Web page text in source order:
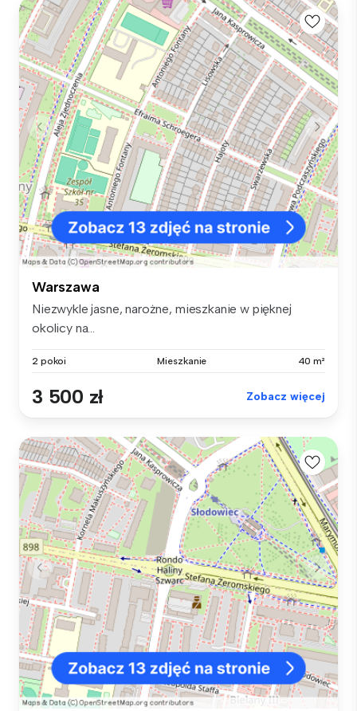
Warszawa
Niezwykle jasne, narożne, mieszkanie w pięknej
okolicy na...
2 pokoi Mieszkanie 40 m²
3 500 zł Zobacz więcej